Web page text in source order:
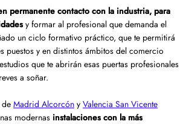
permanente contacto con la industria, para
y formar al profesional que demanda el
un ciclo formativo práctico, que te permitirá
puestos y en distintos ámbitos del comercio
que te abrirán esas puertas profesionales
a soñar.
de Madrid Alcorcón y Valencia San Vicente
modernas instalaciones con la más